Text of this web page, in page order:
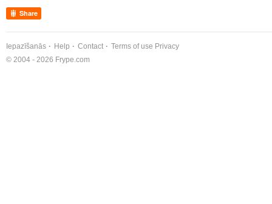
Share
Iepazīšanās Help Contact Terms of use Privacy
© 2004 - 2026 Frype.com